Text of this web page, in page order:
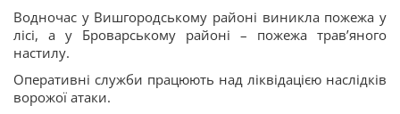
Водночас у Вишгородському районі виникла пожежа у
лісі, а у Броварському районі – пожежа травʼяного
настилу.
Оперативні служби працюють над ліквідацією наслідків
ворожої атаки.